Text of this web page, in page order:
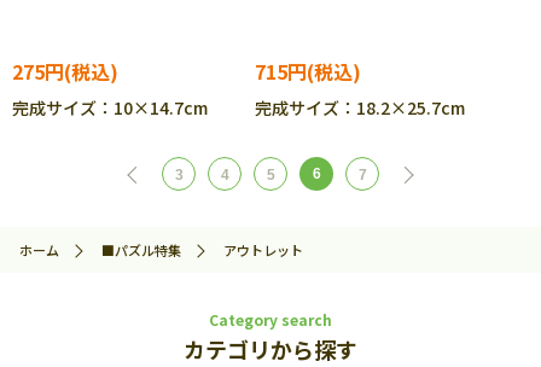
275円
完成サイズ：10×14.7cm
715円
完成サイズ：18.2×25.7cm
3 4 5 6 7
ホーム ■パズル特集 アウトレット
Category search
カテゴリから探す